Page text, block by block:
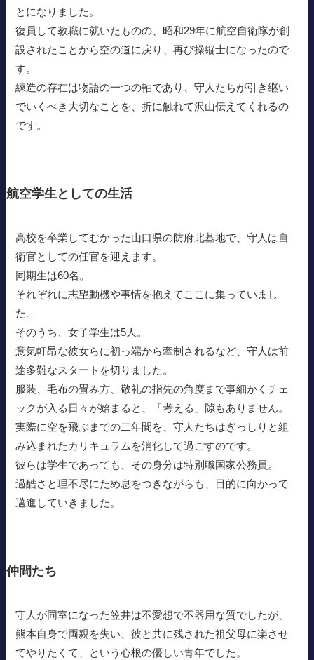
とになりました。
復員して教職に就いたものの、昭和29年に航空自衛隊が創
設されたことから空の道に戻り、再び操縦士になったので
す。
練造の存在は物語の一つの軸であり、守人たちが引き継い
でいくべき大切なことを、折に触れて沢山伝えてくれるの
です。
航空学生としての生活
高校を卒業してむかった山口県の防府北基地で、守人は自
衛官としての任官を迎えます。
同期生は60名。
それぞれに志望動機や事情を抱えてここに集っていまし
た。
そのうち、女子学生は5人。
意気軒昂な彼女らに初っ端から牽制されるなど、守人は前
途多難なスタートを切りました。
服装、毛布の畳み方、敬礼の指先の角度まで事細かくチェ
ックが入る日々が始まると、「考える」隙もありません。
実際に空を飛ぶまでの二年間を、守人たちはぎっしりと組
み込まれたカリキュラムを消化して過ごすのです。
彼らは学生であっても、その身分は特別職国家公務員。
過酷さと理不尽にため息をつきながらも、目的に向かって
邁進していきました。
仲間たち
守人が同室になった笠井は不愛想で不器用な質でしたが、
熊本自身で両親を失い、彼と共に残された祖父母に楽させ
てやりたくて、という心根の優しい青年でした。